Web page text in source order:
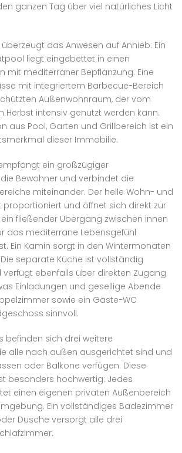
ganzen Tag über viel natürliches Licht
das Anwesen auf Anhieb: Ein
liegt eingebettet in einen
mit mediterraner Bepflanzung. Eine
mit integriertem Barbecue-Bereich
Außenwohnraum, der vom
Herbst intensiv genutzt werden kann.
aus Pool, Garten und Grillbereich ist ein
dieser Immobilie.
ein großzügiger
Bewohner und verbindet die
miteinander. Der helle Wohn- und
proportioniert und öffnet sich direkt zur
fließender Übergang zwischen innen
das mediterrane Lebensgefühl
Ein Kamin sorgt in den Wintermonaten
separate Küche ist vollständig
ebenfalls über direkten Zugang
Einladungen und gesellige Abende
sowie ein Gäste-WC
sinnvoll.
befinden sich drei weitere
alle nach außen ausgerichtet sind und
oder Balkone verfügen. Diese
besonders hochwertig: Jedes
einen eigenen privaten Außenbereich
Ein vollständiges Badezimmer
Dusche versorgt alle drei